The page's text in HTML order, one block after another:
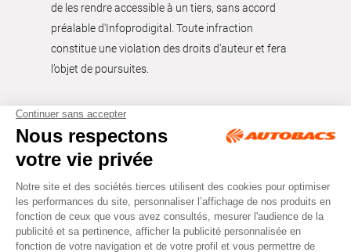
de les rendre accessible à un tiers, sans accord
préalable d'Infoprodigital. Toute infraction
constitue une violation des droits d’auteur et fera
l’objet de poursuites.
Tous droits réservés © Autobacs